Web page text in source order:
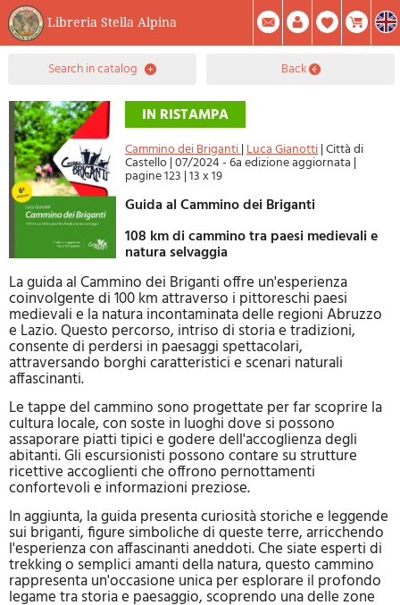
Libreria Stella Alpina
0Item(s) In Your Cart
Summary
Facebook
Create Account
search in catalog back
Cammino dei Briganti|Luca Gianotti|Città di
Castello|07/2024 - 6a edizione aggiornata |
pagine 123 |13 x 19
Guida al Cammino dei Briganti
108 km di cammino tra paesi medievali e
natura selvaggia
La guida al Cammino dei Briganti offre un'esperienza
coinvolgente di 100 km attraverso i pittoreschi paesi
medievali e la natura incontaminata delle regioni Abruzzo
e Lazio. Questo percorso, intriso di storia e tradizioni,
consente di perdersi in paesaggi spettacolari,
attraversando borghi caratteristici e scenari naturali
affascinanti.
Le tappe del cammino sono progettate per far scoprire la
cultura locale, con soste in luoghi dove si possono
assaporare piatti tipici e godere dell'accoglienza degli
abitanti. Gli escursionisti possono contare su strutture
ricettive accoglienti che offrono pernottamenti
confortevoli e informazioni preziose.
In aggiunta, la guida presenta curiosità storiche e leggende
sui briganti, figure simboliche di queste terre, arricchendo
l'esperienza con affascinanti aneddoti. Che siate esperti di
trekking o semplici amanti della natura, questo cammino
rappresenta un'occasione unica per esplorare il profondo
legame tra storia e paesaggio, scoprendo una delle zone